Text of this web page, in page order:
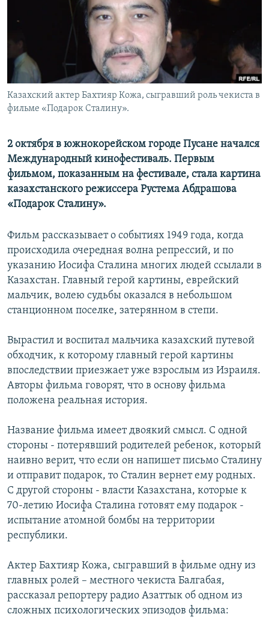
Казахский актер Бахтияр Кожа, сыгравший роль чекиста в
фильме «Подарок Сталину».
2 октября в южнокорейском городе Пусане начался
Международный кинофестиваль. Первым
фильмом, показанным на фестивале, стала картина
казахстанского режиссера Рустема Абдрашова
«Подарок Сталину».
Фильм рассказывает о событиях 1949 года, когда
происходила очередная волна репрессий, и по
указанию Иосифа Сталина многих людей ссылали в
Казахстан. Главный герой картины, еврейский
мальчик, волею судьбы оказался в небольшом
станционном поселке, затерянном в степи.
Вырастил и воспитал мальчика казахский путевой
обходчик, к которому главный герой картины
впоследствии приезжает уже взрослым из Израиля.
Авторы фильма говорят, что в основу фильма
положена реальная история.
Название фильма имеет двоякий смысл. С одной
стороны - потерявший родителей ребенок, который
наивно верит, что если он напишет письмо Сталину
и отправит подарок, то Сталин вернет ему родных.
С другой стороны - власти Казахстана, которые к
70-летию Иосифа Сталина готовят ему подарок -
испытание атомной бомбы на территории
республики.
Актер Бахтияр Кожа, сыгравший в фильме одну из
главных ролей – местного чекиста Балгабая,
рассказал репортеру радио Азаттык об одном из
сложных психологических эпизодов фильма: